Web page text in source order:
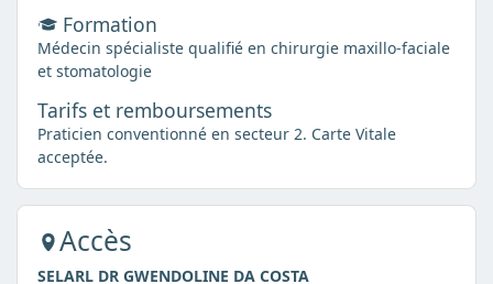
Formation
Médecin spécialiste qualifié en chirurgie maxillo-faciale
et stomatologie
Tarifs et remboursements
Praticien conventionné en secteur 2. Carte Vitale
acceptée.
Accès
SELARL DR GWENDOLINE DA COSTA